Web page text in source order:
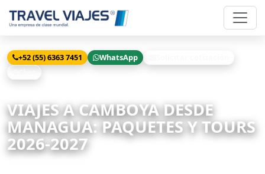
+52 (55) 6363 7451 WhatsApp
VIAJES A CAMBOYA DESDE
MANAGUA: PAQUETES Y TOURS
2026-2027